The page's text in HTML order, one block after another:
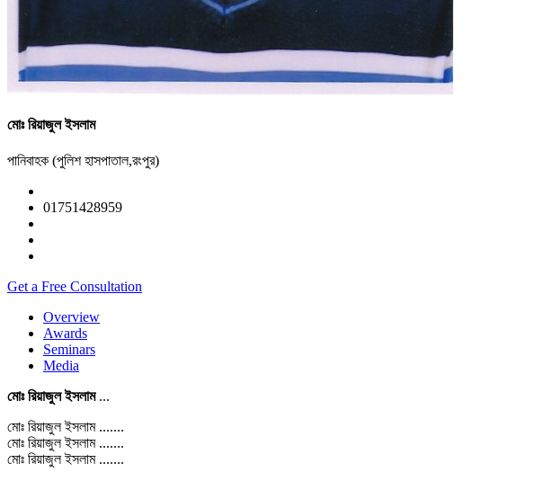
মোঃ রিয়াজুল ইসলাম
পানিবাহক (পুলিশ হাসপাতাল,রংপুর)
01751428959
Get a Free Consultation
Overview
Awards
Seminars
Media
মোঃ রিয়াজুল ইসলাম...
মোঃ রিয়াজুল ইসলাম .......
মোঃ রিয়াজুল ইসলাম .......
মোঃ রিয়াজুল ইসলাম .......